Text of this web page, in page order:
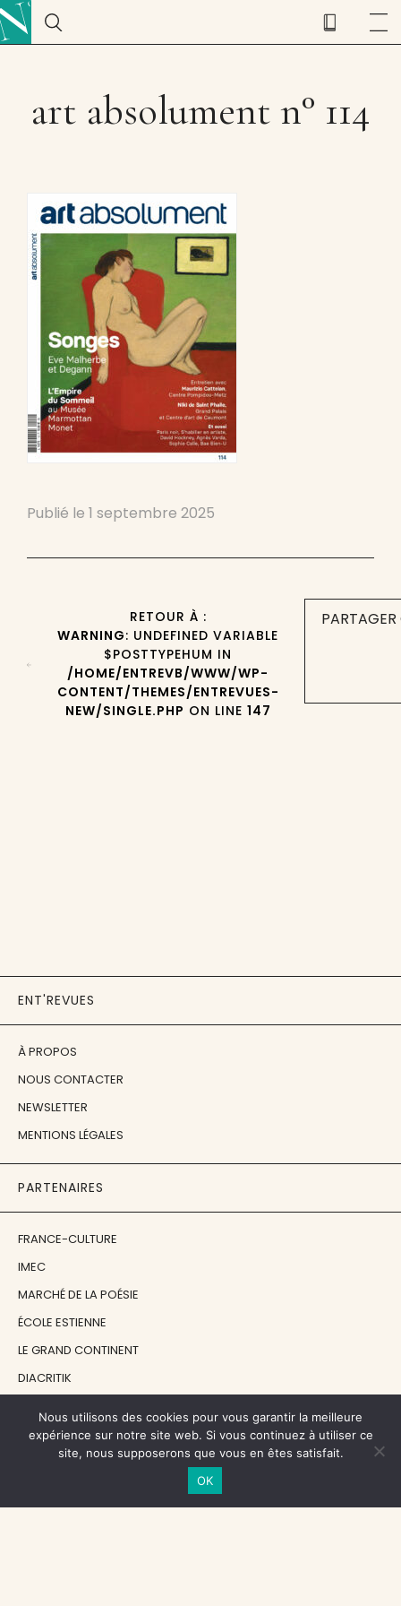
art absolument n° 114
Publié le 1 septembre 2025
RETOUR À :
WARNING: UNDEFINED VARIABLE
$POSTTYPEHUM IN
/HOME/ENTREVB/WWW/WP-
CONTENT/THEMES/ENTREVUES-
NEW/SINGLE.PHP ON LINE 147
ENT'REVUES
À PROPOS
NOUS CONTACTER
NEWSLETTER
MENTIONS LÉGALES
PARTENAIRES
FRANCE-CULTURE
IMEC
MARCHÉ DE LA POÉSIE
ÉCOLE ESTIENNE
LE GRAND CONTINENT
DIACRITIK
NOS SOUTIENS
CENTRE NATIONAL DU LIVRE
Nous utilisons des cookies pour vous garantir la meilleure
expérience sur notre site web. Si vous continuez à utiliser ce
site, nous supposerons que vous en êtes satisfait.
OK